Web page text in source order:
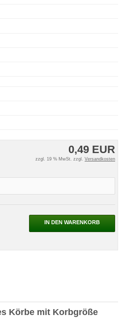
0,49 EUR
zzgl. 19 % MwSt. zzgl. Versandkosten
IN DEN WARENKORB
Körbe mit Korbgröße